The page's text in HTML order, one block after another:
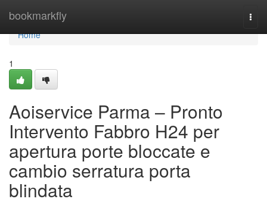
bookmarkfly
Home
Home
1
Aoiservice Parma – Pronto
Intervento Fabbro H24 per
apertura porte bloccate e
cambio serratura porta
blindata